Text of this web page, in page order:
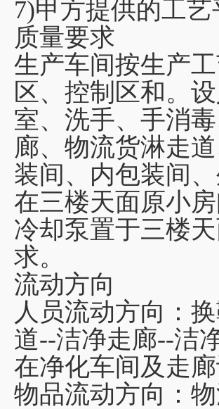
7)甲方提供的工
质量要求
生产车间按生产
区、控制区和。
室、洗手、手消
廊、物流货淋走
装间、内包装间
在三楼天面原小
冷却泵置于三楼
求。
流动方向
人员流动方向：
道--洁净走廊--洁
在净化车间及走
物品流动方向：